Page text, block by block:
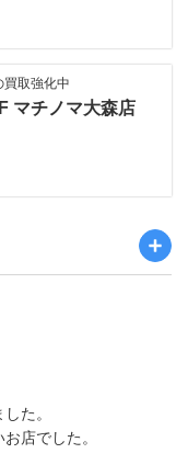
取強化中
マチノマ大森店
た。
店でした。